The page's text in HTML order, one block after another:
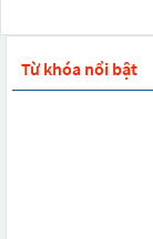
Từ khóa nổi bật